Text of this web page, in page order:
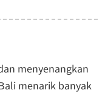
menyenangkan
menarik banyak